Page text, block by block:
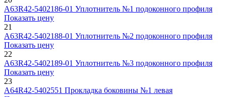
А63R42-5402186-01 Уплотнитель №1 подоконного профиля
Показать цену
21
А63R42-5402188-01 Уплотнитель №2 подоконного профиля
Показать цену
22
А63R42-5402189-01 Уплотнитель №3 подоконного профиля
Показать цену
23
А64R42-5402551 Прокладка боковины №1 левая